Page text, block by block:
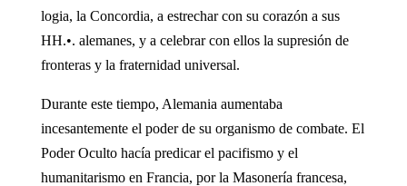
logia, la Concordia, a estrechar con su corazón a sus
HH.•. alemanes, y a celebrar con ellos la supresión de
fronteras y la fraternidad universal.
Durante este tiempo, Alemania aumentaba
incesantemente el poder de su organismo de combate. El
Poder Oculto hacía predicar el pacifismo y el
humanitarismo en Francia, por la Masonería francesa,